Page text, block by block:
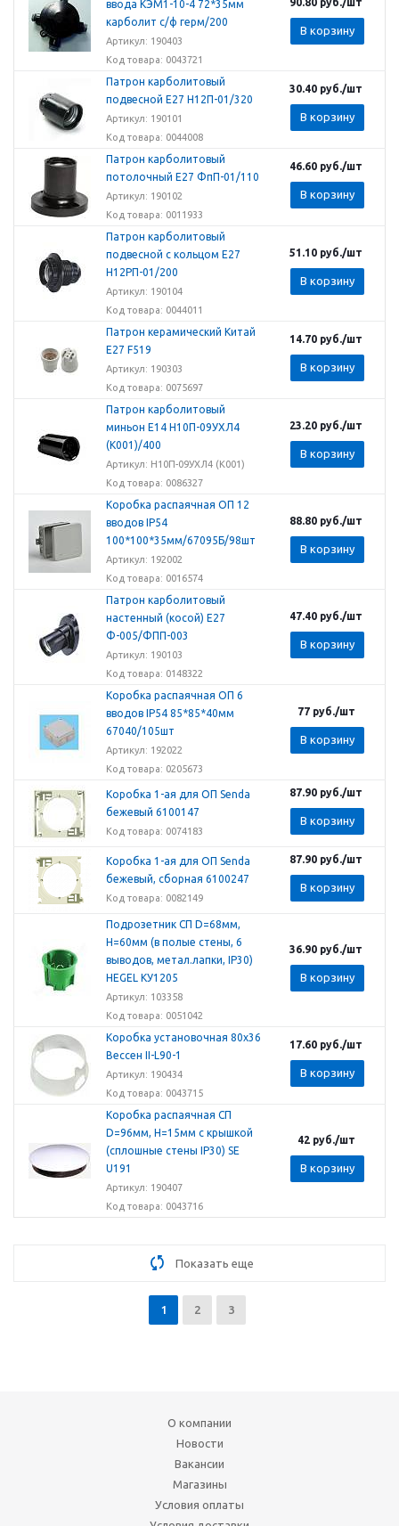
ввода КЭМ1-10-4 72*35мм
карболит с/ф герм/200
Артикул: 190403
Код товара: 0043721
В корзину
Патрон карболитовый
подвесной Е27 Н12П-01/320
Артикул: 190101
Код товара: 0044008
30.40 руб./шт
В корзину
Патрон карболитовый
потолочный Е27 ФпП-01/110
Артикул: 190102
Код товара: 0011933
46.60 руб./шт
В корзину
Патрон карболитовый
подвесной с кольцом Е27
Н12РП-01/200
Артикул: 190104
Код товара: 0044011
51.10 руб./шт
В корзину
Патрон керамический Китай
Е27 F519
Артикул: 190303
Код товара: 0075697
14.70 руб./шт
В корзину
Патрон карболитовый
миньон Е14 Н10П-09УХЛ4
(К001)/400
Артикул: Н10П-09УХЛ4 (К001)
Код товара: 0086327
23.20 руб./шт
В корзину
Коробка распаячная ОП 12
вводов IP54
100*100*35мм/67095Б/98шт
Артикул: 192002
Код товара: 0016574
88.80 руб./шт
В корзину
Патрон карболитовый
настенный (косой) Е27
Ф-005/ФПП-003
Артикул: 190103
Код товара: 0148322
47.40 руб./шт
В корзину
Коробка распаячная ОП 6
вводов IP54 85*85*40мм
67040/105шт
Артикул: 192022
Код товара: 0205673
77руб./шт
В корзину
Коробка 1-ая для ОП Senda
бежевый 6100147
Код товара: 0074183
87.90 руб./шт
В корзину
Коробка 1-ая для ОП Senda
бежевый, сборная 6100247
Код товара: 0082149
87.90 руб./шт
В корзину
Подрозетник СП D=68мм,
H=60мм (в полые стены, 6
выводов, метал.лапки, IP30)
HEGEL КУ1205
Артикул: 103358
Код товара: 0051042
36.90 руб./шт
В корзину
Коробка установочная 80х36
Вессен II-L90-1
Артикул: 190434
Код товара: 0043715
17.60 руб./шт
В корзину
Коробка распаячная СП
D=96мм, H=15мм с крышкой
(сплошные стены IP30) SE
U191
Артикул: 190407
Код товара: 0043716
42руб./шт
В корзину
Показать еще
1 2 3
О компании
Новости
Вакансии
Магазины
Условия оплаты